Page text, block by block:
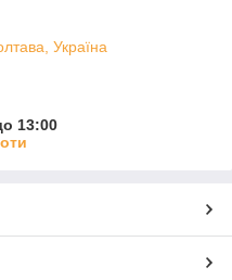
Україна
13:00